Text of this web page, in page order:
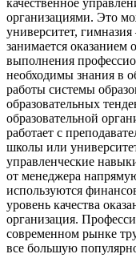
качественное
организациями. Это
университет,
занимается оказанием
выполнения
необходимы знания в
работы системы
образовательных
образовательной
работает с
школы или
управленческие
от менеджера
используются
уровень качества
организация.
современном рынке
все большую